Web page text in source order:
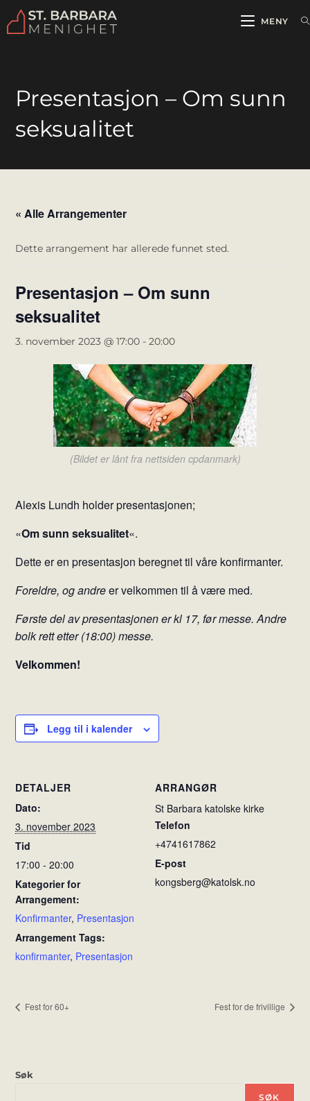
MENY
Presentasjon – Om sunn
seksualitet
« Alle Arrangementer
Dette arrangement har allerede funnet sted.
Presentasjon – Om sunn
seksualitet
3. november 2023 @ 17:00 -20:00
(Bildet er lånt fra nettsiden cpdanmark)
Alexis Lundh holder presentasjonen;
«Om sunn seksualitet«.
Dette er en presentasjon beregnet til våre konfirmanter.
Foreldre, og andreer velkommen til å være med.
Første del av presentasjonen er kl 17, før messe. Andre
bolk rett etter (18:00) messe.
Velkommen!
Legg til i kalender
DETALJER
Dato:
3. november 2023
Tid
17:00 - 20:00
Kategorier for
Arrangement:
Konfirmanter, Presentasjon
Arrangement Tags:
konfirmanter, Presentasjon
ARRANGØR
St Barbara katolske kirke
Telefon
+4741617862
E-post
kongsberg@katolsk.no
Fest for 60+ Fest for de frivillige
Søk
SØK